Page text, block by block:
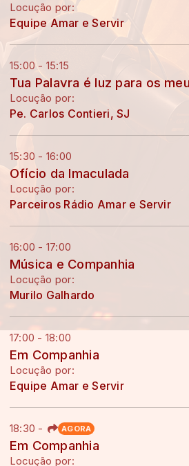
Locução por:
Equipe Amar e Servir
15:00 - 15:15
Tua Palavra é luz para os
Locução por:
Pe. Carlos Contieri, SJ
15:30 - 16:00
Ofício da Imaculada
Locução por:
Parceiros Rádio Amar e Servir
16:00 - 17:00
Música e Companhia
Locução por:
Murilo Galhardo
17:00 - 18:00
Em Companhia
Locução por:
Equipe Amar e Servir
18:30 - AGORA
Em Companhia
Locução por: